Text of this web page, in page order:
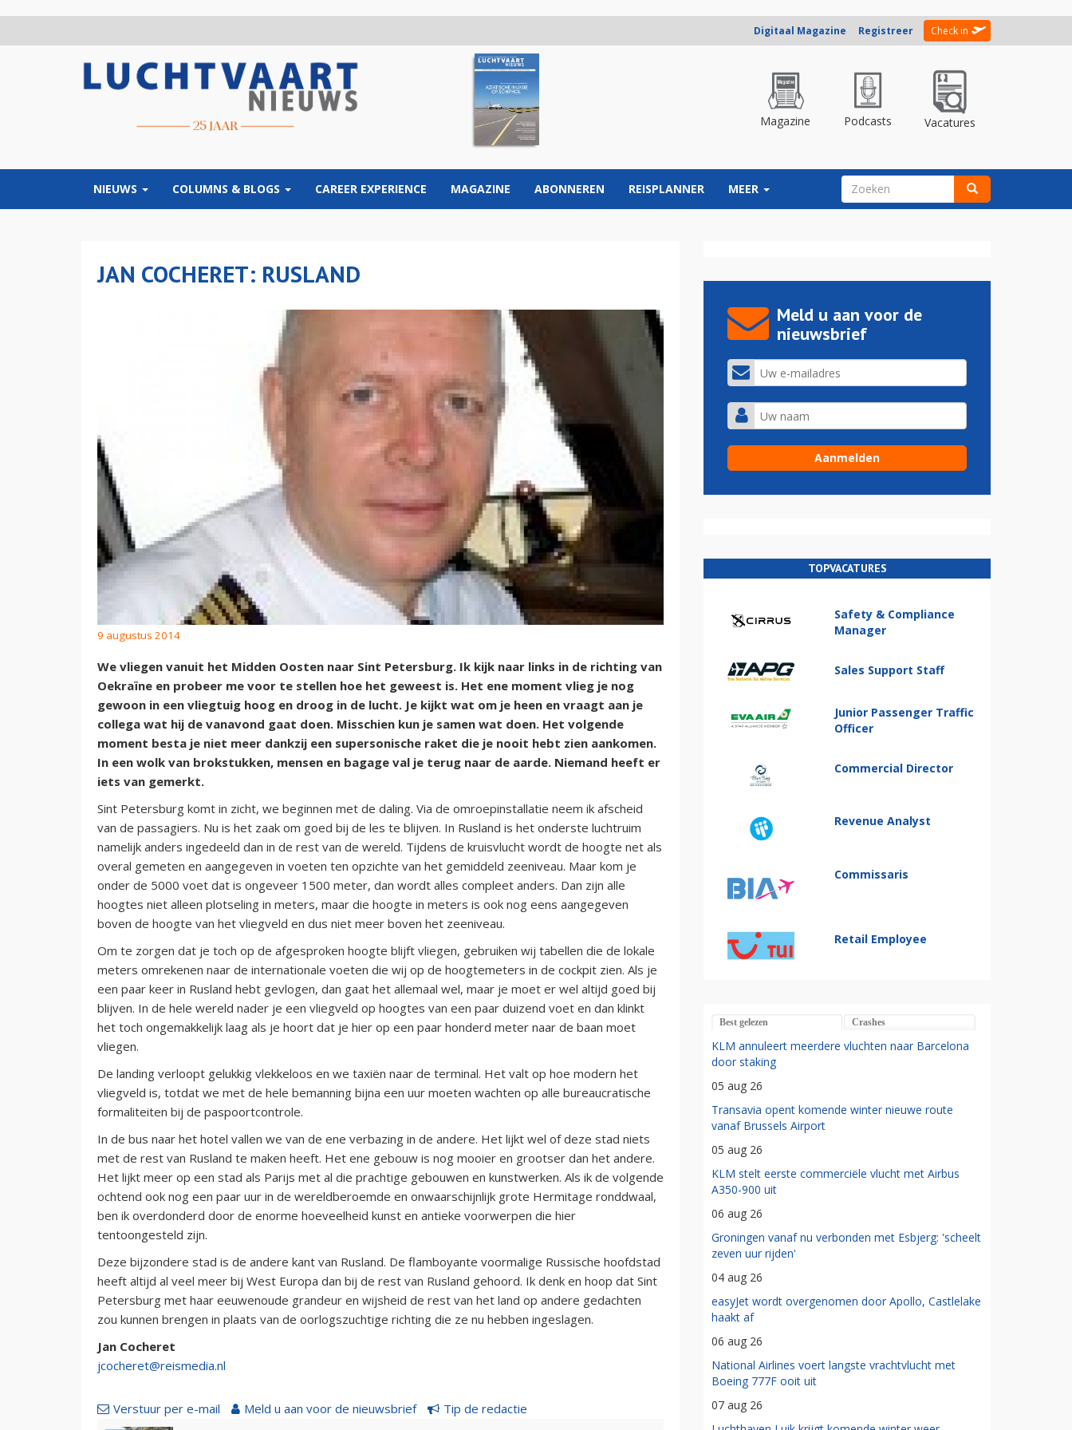
Digitaal Magazine Registreer Check in
Magazine Podcasts Vacatures
NIEUWS COLUMNS & BLOGS CAREER EXPERIENCE MAGAZINE ABONNEREN REISPLANNER MEER ZOEKVELD
JAN COCHERET: RUSLAND
9 augustus 2014
We vliegen vanuit het Midden Oosten naar Sint Petersburg. Ik kijk naar links in de richting van
Oekraïne en probeer me voor te stellen hoe het geweest is. Het ene moment vlieg je nog
gewoon in een vliegtuig hoog en droog in de lucht. Je kijkt wat om je heen en vraagt aan je
collega wat hij de vanavond gaat doen. Misschien kun je samen wat doen. Het volgende
moment besta je niet meer dankzij een supersonische raket die je nooit hebt zien aankomen.
In een wolk van brokstukken, mensen en bagage val je terug naar de aarde. Niemand heeft er
iets van gemerkt.
Sint Petersburg komt in zicht, we beginnen met de daling. Via de omroepinstallatie neem ik afscheid
van de passagiers. Nu is het zaak om goed bij de les te blijven. In Rusland is het onderste luchtruim
namelijk anders ingedeeld dan in de rest van de wereld. Tijdens de kruisvlucht wordt de hoogte net als
overal gemeten en aangegeven in voeten ten opzichte van het gemiddeld zeeniveau. Maar kom je
onder de 5000 voet dat is ongeveer 1500 meter, dan wordt alles compleet anders. Dan zijn alle
hoogtes niet alleen plotseling in meters, maar die hoogte in meters is ook nog eens aangegeven
boven de hoogte van het vliegveld en dus niet meer boven het zeeniveau.
Om te zorgen dat je toch op de afgesproken hoogte blijft vliegen, gebruiken wij tabellen die de lokale
meters omrekenen naar de internationale voeten die wij op de hoogtemeters in de cockpit zien. Als je
een paar keer in Rusland hebt gevlogen, dan gaat het allemaal wel, maar je moet er wel altijd goed bij
blijven. In de hele wereld nader je een vliegveld op hoogtes van een paar duizend voet en dan klinkt
het toch ongemakkelijk laag als je hoort dat je hier op een paar honderd meter naar de baan moet
vliegen.
De landing verloopt gelukkig vlekkeloos en we taxiën naar de terminal. Het valt op hoe modern het
vliegveld is, totdat we met de hele bemanning bijna een uur moeten wachten op alle bureaucratische
formaliteiten bij de paspoortcontrole.
In de bus naar het hotel vallen we van de ene verbazing in de andere. Het lijkt wel of deze stad niets
met de rest van Rusland te maken heeft. Het ene gebouw is nog mooier en grootser dan het andere.
Het lijkt meer op een stad als Parijs met al die prachtige gebouwen en kunstwerken. Als ik de volgende
ochtend ook nog een paar uur in de wereldberoemde en onwaarschijnlijk grote Hermitage ronddwaal,
ben ik overdonderd door de enorme hoeveelheid kunst en antieke voorwerpen die hier
tentoongesteld zijn.
Deze bijzondere stad is de andere kant van Rusland. De flamboyante voormalige Russische hoofdstad
heeft altijd al veel meer bij West Europa dan bij de rest van Rusland gehoord. Ik denk en hoop dat Sint
Petersburg met haar eeuwenoude grandeur en wijsheid de rest van het land op andere gedachten
zou kunnen brengen in plaats van de oorlogszuchtige richting die ze nu hebben ingeslagen.
Jan Cocheret
jcocheret@reismedia.nl
Verstuur per e-mail Meld u aan voor de nieuwsbrief
Tip de redactie
Meld u aan voor de
nieuwsbrief
TOPVACATURES
Safety & Compliance
Manager
Sales Support Staff
Junior Passenger Traffic
Officer
Commercial Director
Revenue Analyst
Commissaris
Retail Employee
Best gelezen Crashes
KLM annuleert meerdere vluchten naar Barcelona
door staking
05 aug 26
Transavia opent komende winter nieuwe route
vanaf Brussels Airport
05 aug 26
KLM stelt eerste commerciële vlucht met Airbus
A350-900 uit
06 aug 26
Groningen vanaf nu verbonden met Esbjerg: 'scheelt
zeven uur rijden'
04 aug 26
easyJet wordt overgenomen door Apollo, Castlelake
haakt af
06 aug 26
National Airlines voert langste vrachtvlucht met
Boeing 777F ooit uit
07 aug 26